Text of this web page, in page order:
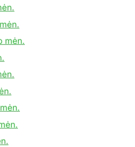
mėn.